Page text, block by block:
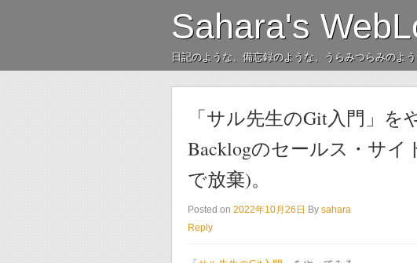
Sahara's
日記のような、備忘録のような、うらみつらみのよ
「サル先生のGit入門」を
Backlogのセールス・サイ
で放棄)。
Posted on 2022年10月26日 By sahara
Reply